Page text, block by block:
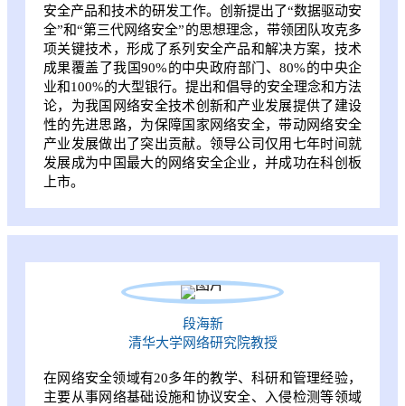
安全产品和技术的研发工作。创新提出了“数据驱动安
全”和“第三代网络安全”的思想理念，带领团队攻克多
项关键技术，形成了系列安全产品和解决方案，技术
成果覆盖了我国90%的中央政府部门、80%的中央企
业和100%的大型银行。提出和倡导的安全理念和方法
论，为我国网络安全技术创新和产业发展提供了建设
性的先进思路，为保障国家网络安全，带动网络安全
产业发展做出了突出贡献。领导公司仅用七年时间就
发展成为中国最大的网络安全企业，并成功在科创板
上市。
段海新
清华大学网络研究院教授
在网络安全领域有20多年的教学、科研和管理经验，
主要从事网络基础设施和协议安全、入侵检测等领域